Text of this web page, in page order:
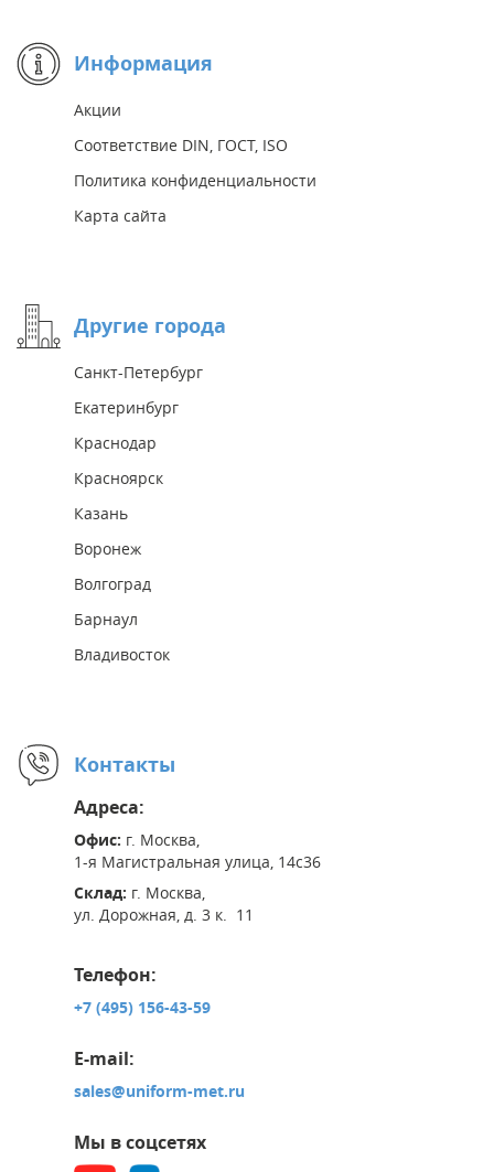
Информация
Акции
Соответствие DIN, ГОСТ, ISO
Политика конфиденциальности
Карта сайта
Другие города
Санкт-Петербург
Екатеринбург
Краснодар
Красноярск
Казань
Воронеж
Волгоград
Барнаул
Владивосток
Контакты
Адреса:
Офис: г. Москва,
1-я Магистральная улица, 14с36
Склад: г. Москва,
ул. Дорожная, д. 3 к. 11
Телефон:
+7 (495) 156-43-59
E-mail:
sales@uniform-met.ru
Мы в соцсетях